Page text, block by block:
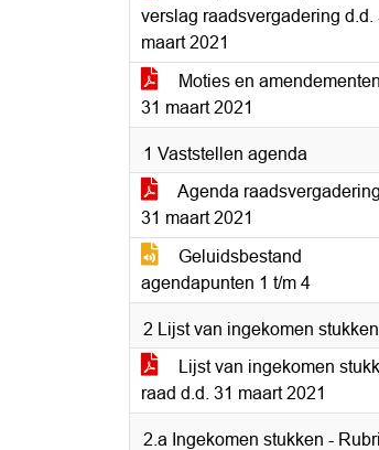
verslag raadsvergadering d.d.
maart 2021
Moties en amendementen
31 maart 2021
1 Vaststellen agenda
Agenda raadsvergadering
31 maart 2021
Geluidsbestand
agendapunten 1 t/m 4
2 Lijst van ingekomen stukken
Lijst van ingekomen
raad d.d. 31 maart 2021
2.a Ingekomen stukken -